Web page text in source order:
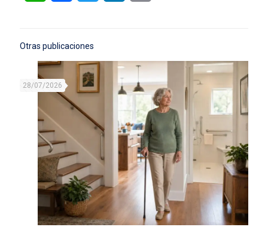
Otras publicaciones
28/07/2026